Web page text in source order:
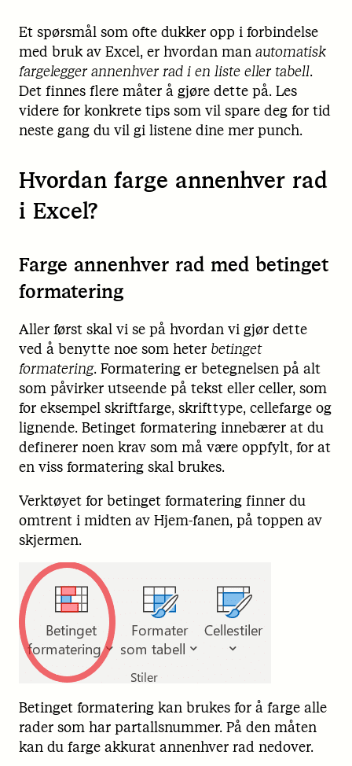
Et spørsmål som ofte dukker opp i forbindelse
med bruk av Excel, er hvordan man automatisk
fargelegger annenhver rad i en liste eller tabell.
Det finnes flere måter å gjøre dette på. Les
videre for konkrete tips som vil spare deg for tid
neste gang du vil gi listene dine mer punch.
Hvordan farge annenhver rad
i Excel?
Farge annenhver rad med betinget
formatering
Aller først skal vi se på hvordan vi gjør dette
ved å benytte noe som heter betinget
formatering. Formatering er betegnelsen på alt
som påvirker utseende på tekst eller celler, som
for eksempel skriftfarge, skrifttype, cellefarge og
lignende. Betinget formatering innebærer at du
definerer noen krav som må være oppfylt, for at
en viss formatering skal brukes.
Verktøyet for betinget formatering finner du
omtrent i midten av Hjem-fanen, på toppen av
skjermen.
Betinget formatering kan brukes for å farge alle
rader som har partallsnummer. På den måten
kan du farge akkurat annenhver rad nedover.